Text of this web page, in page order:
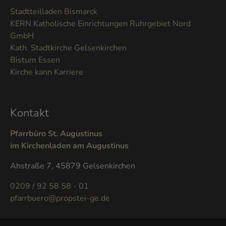
Stadtteilladen Bismarck
KERN Katholische Einrichtungen Ruhrgebiet Nord
GmbH
Kath. Stadtkirche Gelsenkirchen
Bistum Essen
Kirche kann Karriere
Kontakt
Pfarrbüro St. Augustinus
im Kirchenladen am Augustinus
Ahstraße 7, 45879 Gelsenkirchen
0209 / 92 58 58 - 01
pfarrbuero@propstei-ge.de